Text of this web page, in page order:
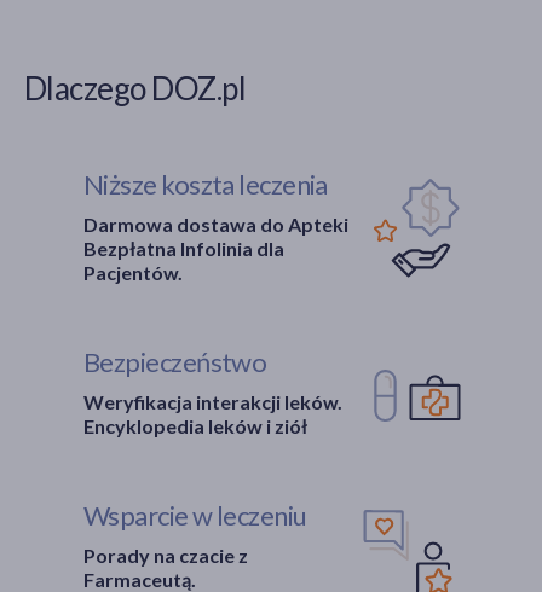
Dlaczego DOZ.pl
Niższe koszta leczenia
Darmowa dostawa do Apteki
Bezpłatna Infolinia dla
Pacjentów.
Bezpieczeństwo
Weryfikacja interakcji leków.
Encyklopedia leków i ziół
Wsparcie w leczeniu
Porady na czacie z
Farmaceutą.